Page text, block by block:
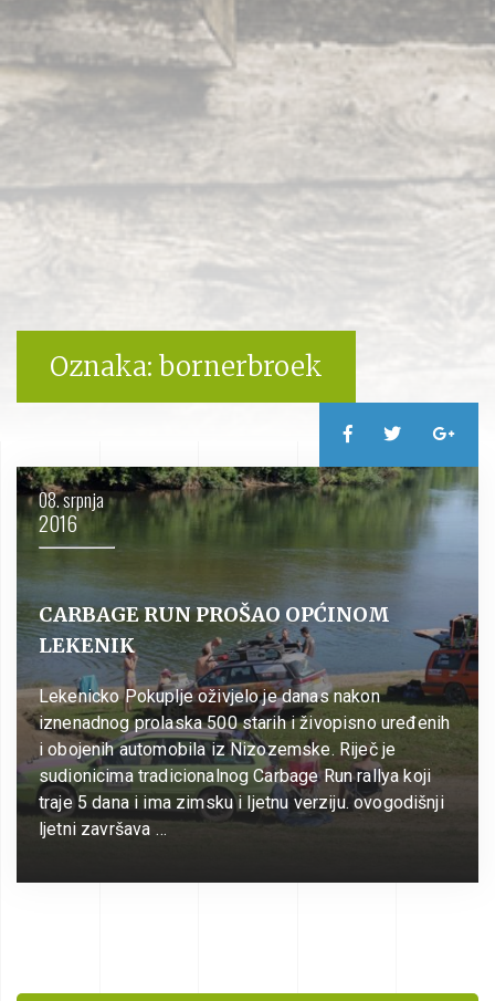
Oznaka: bornerbroek
08. srpnja
2016
CARBAGE RUN PROŠAO OPĆINOM
LEKENIK
Lekenicko Pokuplje oživjelo je danas nakon
iznenadnog prolaska 500 starih i živopisno uređenih
i obojenih automobila iz Nizozemske. Riječ je
sudionicima tradicionalnog Carbage Run rallya koji
traje 5 dana i ima zimsku i ljetnu verziju. ovogodišnji
ljetni završava …